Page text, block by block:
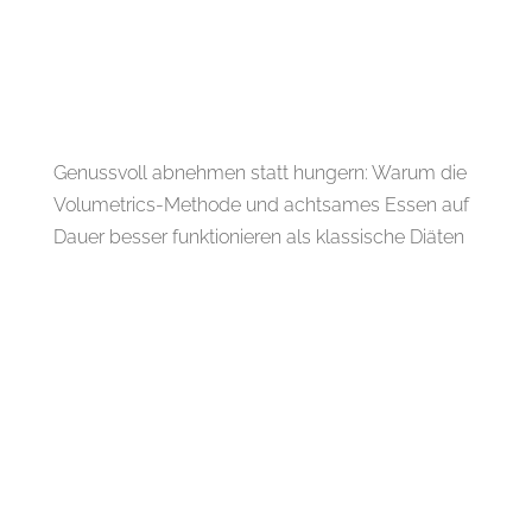
Genussvoll abnehmen statt hungern: Warum die
Volumetrics-Methode und achtsames Essen auf
Dauer besser funktionieren als klassische Diäten